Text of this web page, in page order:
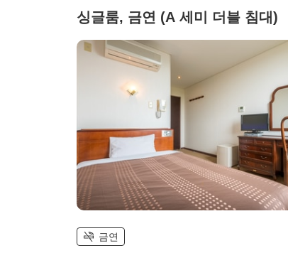
싱글룸, 금연 (A 세미 더블 침대)
금연